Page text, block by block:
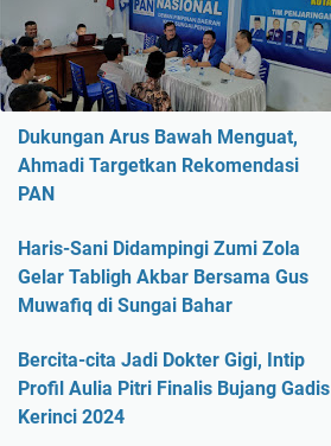
Dukungan Arus Bawah Menguat,
Ahmadi Targetkan Rekomendasi
PAN
Haris-Sani Didampingi Zumi Zola
Gelar Tabligh Akbar Bersama Gus
Muwafiq di Sungai Bahar
Bercita-cita Jadi Dokter Gigi, Intip
Profil Aulia Pitri Finalis Bujang Gadis
Kerinci 2024